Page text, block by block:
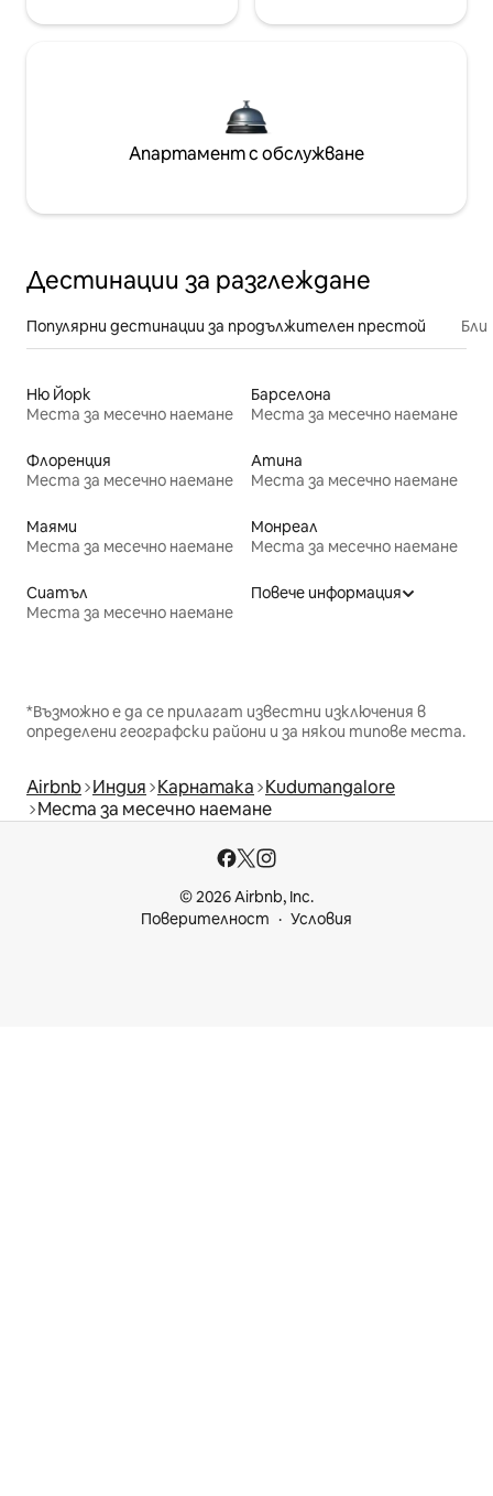
Апартамент с обслужване
Дестинации за разглеждане
Популярни дестинации за продължителен престой
Ню Йорк
Места за месечно наемане
Барселона
Места за месечно наемане
Флоренция
Места за месечно наемане
Атина
Места за месечно наемане
Маями
Места за месечно наемане
Монреал
Места за месечно наемане
Сиатъл
Места за месечно наемане
Повече информация
*Възможно е да се прилагат известни изключения в
определени географски райони и за някои типове места.
Airbnb Индия Карнатака Kudumangalore
Места за месечно наемане
© 2026 Airbnb, Inc.
Поверителност
Условия